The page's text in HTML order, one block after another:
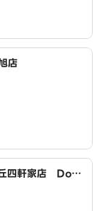
店
四軒家店 Domi